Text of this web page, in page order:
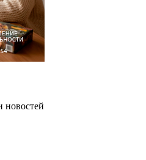
новостей